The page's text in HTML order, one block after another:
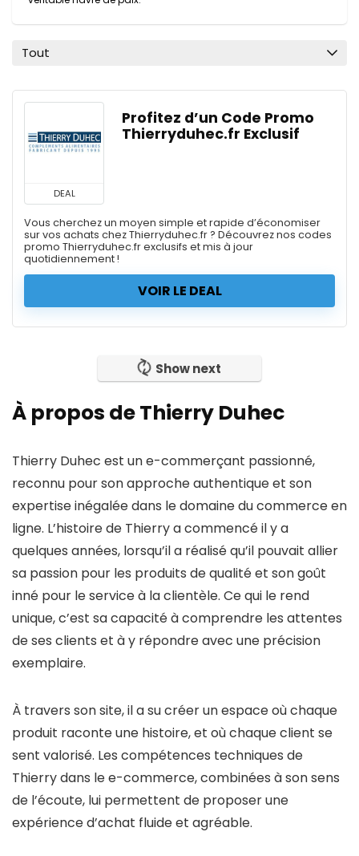
Tout
DEAL
Profitez d’un Code Promo
Thierryduhec.fr Exclusif
Vous cherchez un moyen simple et rapide d’économiser
sur vos achats chez Thierryduhec.fr ? Découvrez nos codes
promo Thierryduhec.fr exclusifs et mis à jour
quotidiennement !
VOIR LE DEAL
Show next
À propos de Thierry Duhec
Thierry Duhec est un e-commerçant passionné,
reconnu pour son approche authentique et son
expertise inégalée dans le domaine du commerce en
ligne. L’histoire de Thierry a commencé il y a
quelques années, lorsqu’il a réalisé qu’il pouvait allier
sa passion pour les produits de qualité et son goût
inné pour le service à la clientèle. Ce qui le rend
unique, c’est sa capacité à comprendre les attentes
de ses clients et à y répondre avec une précision
exemplaire.
À travers son site, il a su créer un espace où chaque
produit raconte une histoire, et où chaque client se
sent valorisé. Les compétences techniques de
Thierry dans le e-commerce, combinées à son sens
de l’écoute, lui permettent de proposer une
expérience d’achat fluide et agréable.